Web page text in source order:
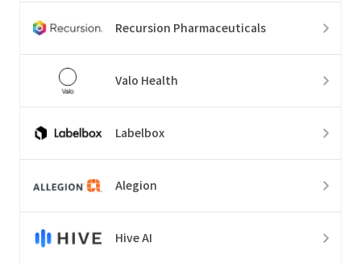
Recursion Pharmaceuticals
Valo Health
Labelbox
Alegion
Hive AI